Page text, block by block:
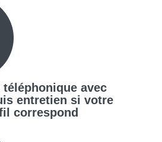
téléphonique avec
entretien si votre
correspond